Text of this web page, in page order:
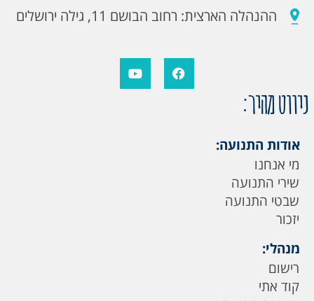
ההנהלה הארצית: רחוב הבושם 11, גילה ירושלים
ניווט מהיר:
אודות התנועה:
מי אנחנו
שירי התנועה
שבטי התנועה
יזכור
מנהלי:
רישום
קוד אתי